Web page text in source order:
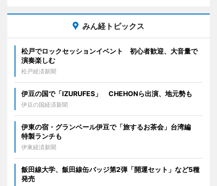
みん経トピックス
松戸でロックセッションイベント 初心者歓迎、大音量で
演奏楽しむ
松戸経済新聞
伊豆の国で「IZURUFES」 CHEHONら出演、地元勢も
伊豆の国経済新聞
伊東の宿・グランベール伊豆で「旅するお茶会」台湾編
特製ランチも
伊東経済新聞
飯田線大学、飯田線缶バッジ第2弾「開運セット」など5種
発売